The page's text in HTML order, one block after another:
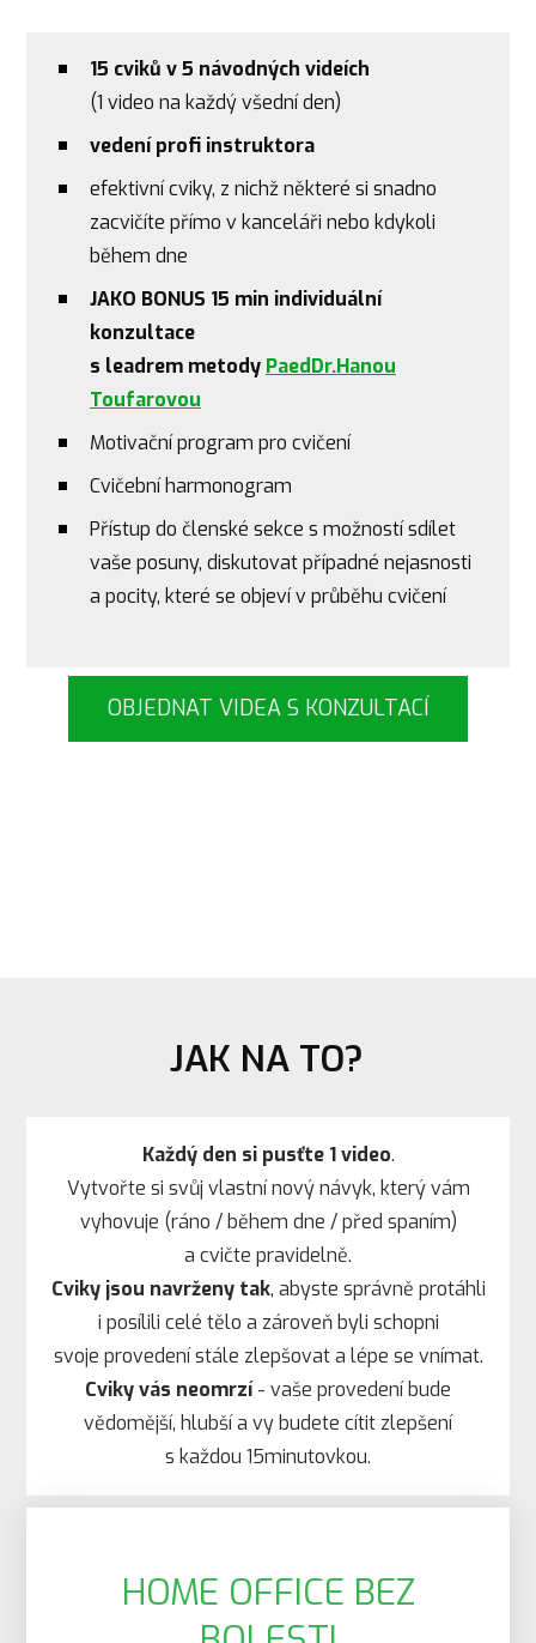
15 cviků v 5 návodných videích
(1 video na každý všední den)
vedení profi instruktora
efektivní cviky, z nichž některé si snadno
zacvičíte přímo v kanceláři nebo kdykoli
během dne
JAKO BONUS 15 min individuální
konzultace
s leadrem metody PaedDr.Hanou
Toufarovou
Motivační program pro cvičení
Cvičební harmonogram
Přístup do členské sekce s možností sdílet
vaše posuny, diskutovat případné nejasnosti
a pocity, které se objeví v průběhu cvičení
OBJEDNAT VIDEA S KONZULTACÍ
JAK NA TO?
Každý den si pusťte 1 video.
Vytvořte si svůj vlastní nový návyk, který vám
vyhovuje (ráno / během dne / před spaním)
a cvičte pravidelně.
Cviky jsou navrženy tak, abyste správně protáhli
i posílili celé tělo a zároveň byli schopni
svoje provedení stále zlepšovat a lépe se vnímat.
Cviky vás neomrzí- vaše provedení bude
vědomější, hlubší a vy budete cítit zlepšení
s každou 15minutovkou.
HOME OFFICE BEZ